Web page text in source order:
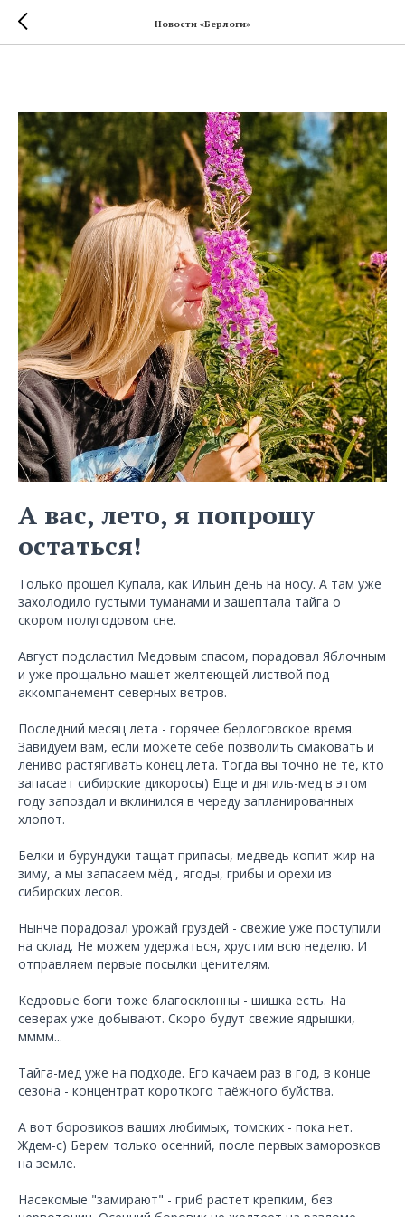
Новости «Берлоги»
А вас, лето, я попрошу
остаться!
Только прошёл Купала, как Ильин день на носу. А там уже
захолодило густыми туманами и зашептала тайга о
скором полугодовом сне.
Август подсластил Медовым спасом, порадовал Яблочным
и уже прощально машет желтеющей листвой под
аккомпанемент северных ветров.
Последний месяц лета - горячее берлоговское время.
Завидуем вам, если можете себе позволить смаковать и
лениво растягивать конец лета. Тогда вы точно не те, кто
запасает сибирские дикоросы) Еще и дягиль-мед в этом
году запоздал и вклинился в череду запланированных
хлопот.
Белки и бурундуки тащат припасы, медведь копит жир на
зиму, а мы запасаем мёд , ягоды, грибы и орехи из
сибирских лесов.
Нынче порадовал урожай груздей - свежие уже поступили
на склад. Не можем удержаться, хрустим всю неделю. И
отправляем первые посылки ценителям.
Кедровые боги тоже благосклонны - шишка есть. На
северах уже добывают. Скоро будут свежие ядрышки,
мммм...
Тайга-мед уже на подходе. Его качаем раз в год, в конце
сезона - концентрат короткого таёжного буйства.
А вот боровиков ваших любимых, томских - пока нет.
Ждем-с) Берем только осенний, после первых заморозков
на земле.
Насекомые "замирают" - гриб растет крепким, без